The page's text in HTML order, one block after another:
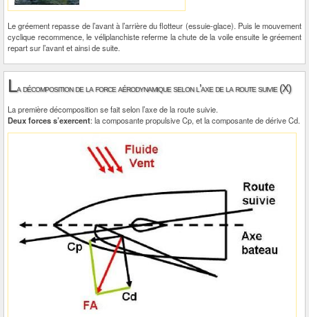
Le gréement repasse de l’avant à l’arrière du flotteur (essuie-glace). Puis le mouvement
cyclique recommence, le véliplanchiste referme la chute de la voile ensuite le gréement
repart sur l’avant et ainsi de suite.
La décomposition de la force aérodynamique selon l’axe de la route suivie (X)
La première décomposition se fait selon l’axe de la route suivie.
Deux forces s’exercent: la composante propulsive Cp, et la composante de dérive Cd.